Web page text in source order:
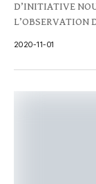
D’INITIATIVE
L’OBSERVATION
2020-11-01